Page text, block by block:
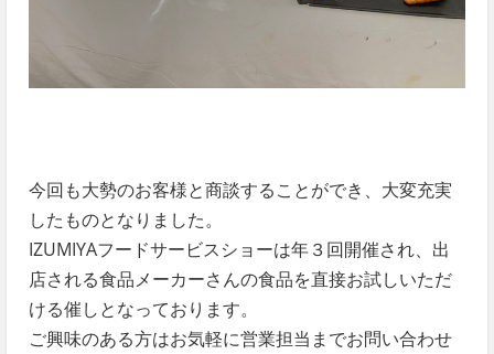
今回も大勢のお客様と商談することができ、大変充実
したものとなりました。
IZUMIYAフードサービスショーは年３回開催され、出
店される食品メーカーさんの食品を直接お試しいただ
ける催しとなっております。
ご興味のある方はお気軽に営業担当までお問い合わせ